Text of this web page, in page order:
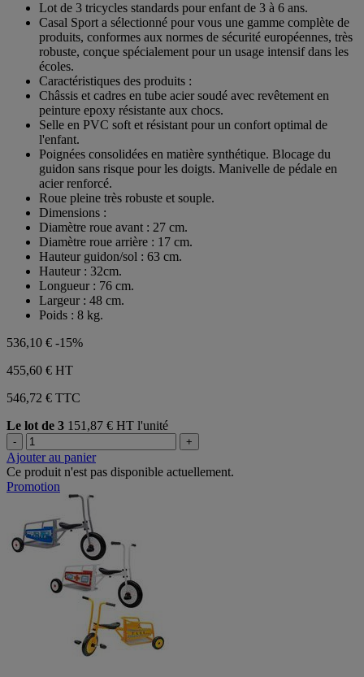
étoiles.
Lot de 3 tricycles standards pour enfant de 3 à 6 ans.
Casal Sport a sélectionné pour vous une gamme complète de
produits, conformes aux normes de sécurité européennes, très
robuste, conçue spécialement pour un usage intensif dans les
écoles.
Caractéristiques des produits :
Châssis et cadres en tube acier soudé avec revêtement en
peinture epoxy résistante aux chocs.
Selle en PVC soft et résistant pour un confort optimal de
l'enfant.
Poignées consolidées en matière synthétique. Blocage du
guidon sans risque pour les doigts. Manivelle de pédale en
acier renforcé.
Roue pleine très robuste et souple.
Dimensions :
Diamètre roue avant : 27 cm.
Diamètre roue arrière : 17 cm.
Hauteur guidon/sol : 63 cm.
Hauteur : 32cm.
Longueur : 76 cm.
Largeur : 48 cm.
Poids : 8 kg.
536,10 € -15%
455,60 € HT
546,72 € TTC
Le lot de 3 151,87 € HT l'unité
- +
Ajouter au panier
Ce produit n'est pas disponible actuellement.
Promotion